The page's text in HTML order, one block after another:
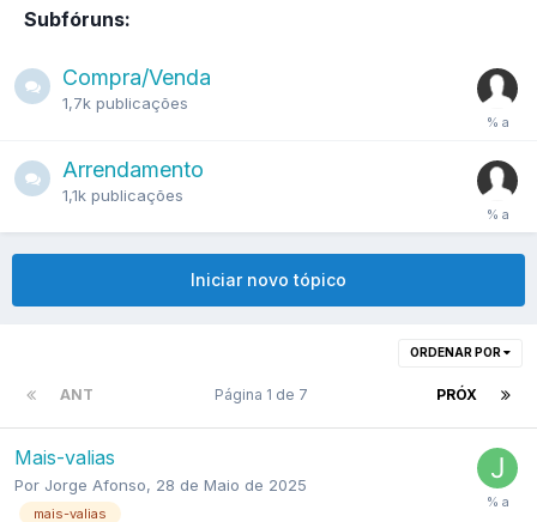
Subfóruns:
Compra/Venda
1,7k publicações
Arrendamento
1,1k publicações
Iniciar novo tópico
ORDENAR POR
ANT PRÓX
Página 1 de 7
Mais-valias
Por Jorge Afonso, 28 de Maio de 2025
mais-valias